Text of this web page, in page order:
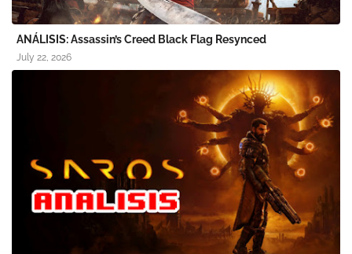
ANÁLISIS: Assassin’s Creed Black Flag Resynced
July 22, 2026